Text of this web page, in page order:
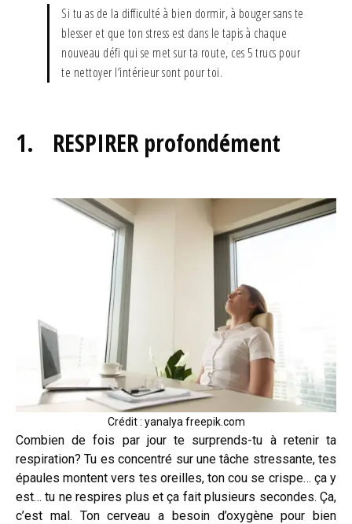
Si tu as de la difficulté à bien dormir, à bouger sans te
blesser et que ton stress est dans le tapis à chaque
nouveau défi qui se met sur ta route, ces 5 trucs pour
te nettoyer l’intérieur sont pour toi.
1. RESPIRER profondément
Crédit : yanalya freepik.com
Combien de fois par jour te surprends-tu à retenir ta
respiration? Tu es concentré sur une tâche stressante, tes
épaules montent vers tes oreilles, ton cou se crispe… ça y
est… tu ne respires plus et ça fait plusieurs secondes. Ça,
c’est mal. Ton cerveau a besoin d’oxygène pour bien